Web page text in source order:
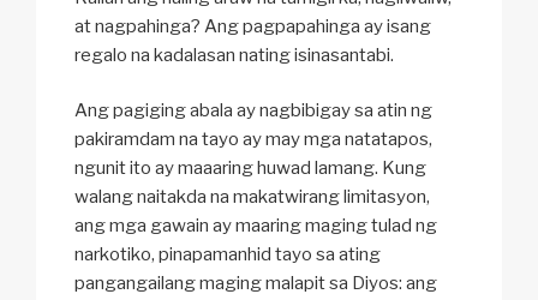
at nagpahinga? Ang pagpapahinga ay isang
regalo na kadalasan nating isinasantabi.
Ang pagiging abala ay nagbibigay sa atin ng
pakiramdam na tayo ay may mga natatapos,
ngunit ito ay maaaring huwad lamang. Kung
walang naitakda na makatwirang limitasyon,
ang mga gawain ay maaring maging tulad ng
narkotiko, pinapamanhid tayo sa ating
pangangailang maging malapit sa Diyos: ang